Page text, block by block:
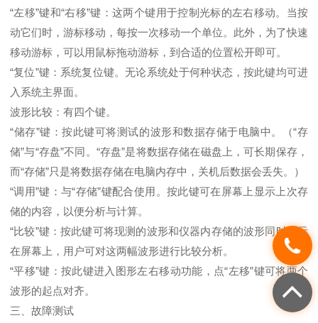
“左移”键和“右移”键：这两个键用于控制光标的左右移动。当按
动它们时，游标移动，每按一次移动一个单位。此外，为了快速
移动游标，可以用鼠标拖动游标，到合适的位置松开即可。
“复位”键：系统复位键。无论系统处于何种状态，按此键均可进
入系统主界面。
波形比较：有四个键。
“储存”键：按此键可将测试的波形和数据存储于电脑中。（“存
储”与“存盘”不同。“存盘”是将数据存储在磁盘上，可长期保存，
而“存储”只是将数据存储在电脑内存中，关机后数据会丢失。）
“调用”键：与“存储”键配合使用。按此键可在屏幕上显示上次存
储的内容，以便分析与计算。
“比较”键：按此键可将现测的波形和仪器内存储的波形同时显示
在屏幕上，用户可对这两幅波形进行比较分析。
“平移”键：按此键进入图形左右移动功能，点“左移”键可将两个
波形的起点对齐。
三、故障测试